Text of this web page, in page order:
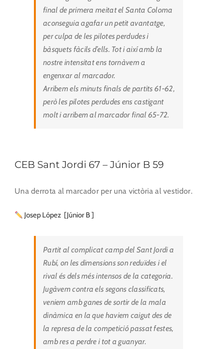
final de primera meitat el Santa Coloma
aconseguia agafar un petit avantatge,
per culpa de les pilotes perdudes i
bàsquets fàcils d’ells. Tot i així amb la
nostre intensitat ens tornàvem a
engenxar al marcador.
Arribem els minuts finals de partits 61-62,
però les pilotes perdudes ens castigant
molt i arribem al marcador final 65-72.
CEB Sant Jordi 67 – Júnior B 59
Una derrota al marcador per una victòria al vestidor.
Josep López [Júnior B ]
Partit al complicat camp del Sant Jordi a
Rubí, on les dimensions son reduïdes i el
rival és dels més intensos de la categoria.
Jugàvem contra els segons classificats,
veniem amb ganes de sortir de la mala
dinàmica en la que haviem caigut des de
la represa de la competició passat festes,
amb res a perdre i tot a guanyar.